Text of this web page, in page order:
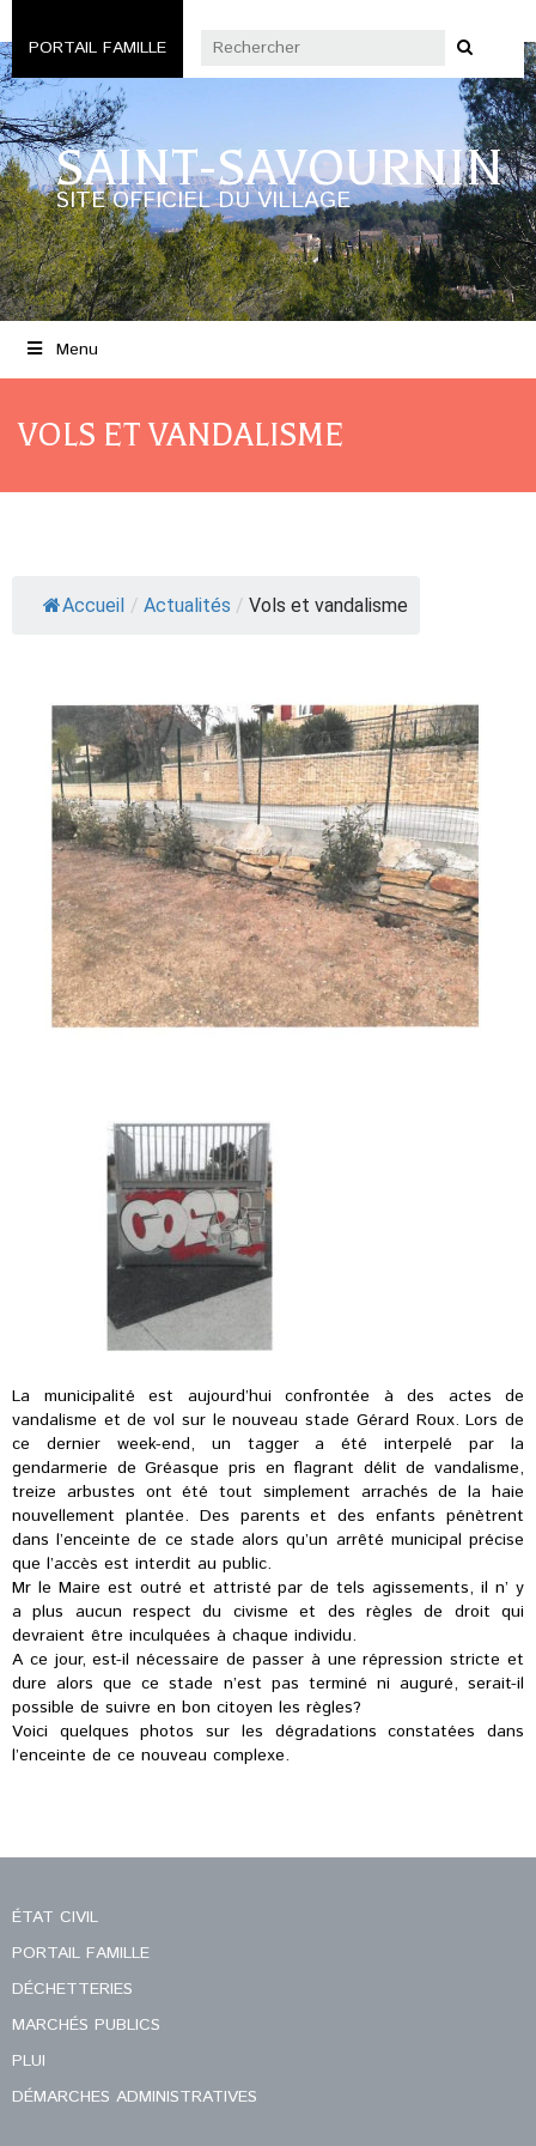
PORTAIL FAMILLE
SAINT-SAVOURNIN
SITE OFFICIEL DU VILLAGE
Menu
VOLS ET VANDALISME
Accueil / Actualités / Vols et vandalisme
La municipalité est aujourd’hui confrontée à des actes de
vandalisme et de vol sur le nouveau stade Gérard Roux. Lors de
ce dernier week-end, un tagger a été interpelé par la
gendarmerie de Gréasque pris en flagrant délit de vandalisme,
treize arbustes ont été tout simplement arrachés de la haie
nouvellement plantée. Des parents et des enfants pénètrent
dans l’enceinte de ce stade alors qu’un arrêté municipal précise
que l’accès est interdit au public.
Mr le Maire est outré et attristé par de tels agissements, il n’ y
a plus aucun respect du civisme et des règles de droit qui
devraient être inculquées à chaque individu.
A ce jour, est-il nécessaire de passer à une répression stricte et
dure alors que ce stade n’est pas terminé ni auguré, serait-il
possible de suivre en bon citoyen les règles?
Voici quelques photos sur les dégradations constatées dans
l’enceinte de ce nouveau complexe.
ÉTAT CIVIL
PORTAIL FAMILLE
DÉCHETTERIES
MARCHÉS PUBLICS
PLUI
DÉMARCHES ADMINISTRATIVES